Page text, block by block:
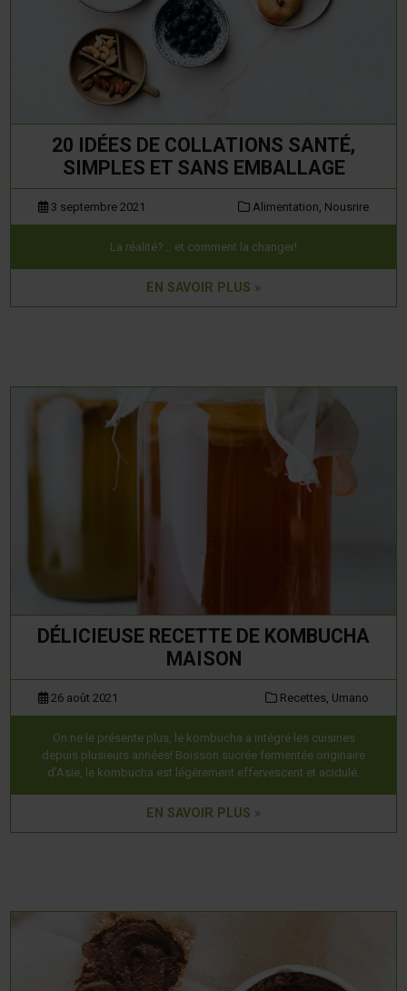
20 IDÉES DE COLLATIONS SANTÉ,
SIMPLES ET SANS EMBALLAGE
3 septembre 2021 Alimentation, Nousrire
La réalité?… et comment la changer!
EN SAVOIR PLUS »
DÉLICIEUSE RECETTE DE KOMBUCHA
MAISON
26 août 2021 Recettes, Umano
On ne le présente plus, le kombucha a intégré les cuisines
depuis plusieurs années! Boisson sucrée fermentée originaire
d’Asie, le kombucha est légèrement effervescent et acidulé.
EN SAVOIR PLUS »